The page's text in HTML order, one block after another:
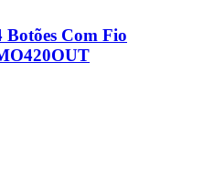
Botões Com Fio